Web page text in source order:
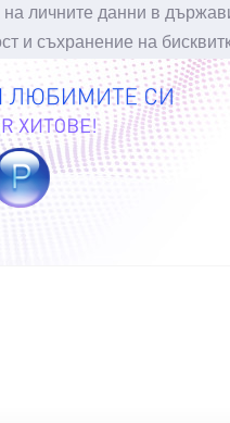
личните данни в
и съхранение на